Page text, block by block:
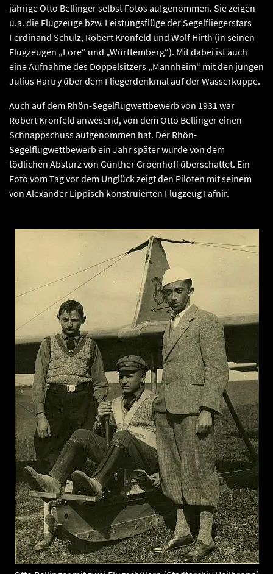
jährige Otto Bellinger selbst Fotos aufgenommen. Sie zeigen
u.a. die Flugzeuge bzw. Leistungsflüge der Segelfliegerstars
Ferdinand Schulz, Robert Kronfeld und Wolf Hirth (in seinen
Flugzeugen „Lore“ und „Württemberg“). Mit dabei ist auch
eine Aufnahme des Doppelsitzers „Mannheim“ mit den jungen
Julius Hartry über dem Fliegerdenkmal auf der Wasserkuppe.
Auch auf dem Rhön-Segelflugwettbewerb von 1931 war
Robert Kronfeld anwesend, von dem Otto Bellinger einen
Schnappschuss aufgenommen hat. Der Rhön-
Segelflugwettbewerb ein Jahr später wurde von dem
tödlichen Absturz von Günther Groenhoff überschattet. Ein
Foto vom Tag vor dem Unglück zeigt den Piloten mit seinem
von Alexander Lippisch konstruierten Flugzeug Fafnir.